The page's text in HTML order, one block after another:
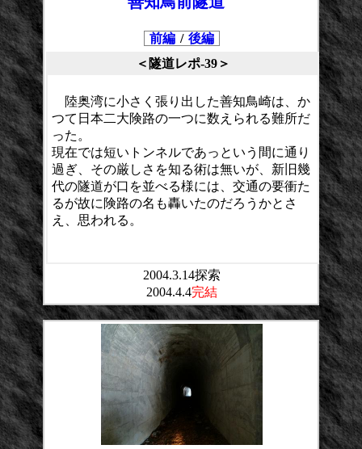
前編 / 後編
＜隧道レポ-39＞
陸奥湾に小さく張り出した善知鳥崎は、か
つて日本二大険路の一つに数えられる難所だ
った。
現在では短いトンネルであっという間に通り
過ぎ、その厳しさを知る術は無いが、新旧幾
代の隧道が口を並べる様には、交通の要衝た
るが故に険路の名も轟いたのだろうかとさ
え、思われる。
2004.3.14探索
2004.4.4完結